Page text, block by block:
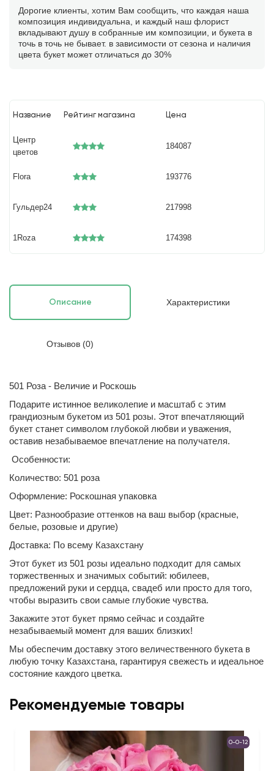
Дорогие клиенты, хотим Вам сообщить, что каждая наша
композиция индивидуальна, и каждый наш флорист
вкладывают душу в собранные им композиции, и букета в
точь в точь не бывает. в зависимости от сезона и наличия
цвета букет может отличаться до 30%
Название Рейтинг магазина Цена
Центр
цветов
184087
Flora 193776
Гульдер24 217998
1Roza 174398
Описание Характеристики
Отзывов (0)
501 Роза - Величие и Роскошь
Подарите истинное великолепие и масштаб с этим
грандиозным букетом из 501 розы. Этот впечатляющий
букет станет символом глубокой любви и уважения,
оставив незабываемое впечатление на получателя.
Особенности:
Количество: 501 роза
Оформление: Роскошная упаковка
Цвет: Разнообразие оттенков на ваш выбор (красные,
белые, розовые и другие)
Доставка: По всему Казахстану
Этот букет из 501 розы идеально подходит для самых
торжественных и значимых событий: юбилеев,
предложений руки и сердца, свадеб или просто для того,
чтобы выразить свои самые глубокие чувства.
Закажите этот букет прямо сейчас и создайте
незабываемый момент для ваших близких!
Мы обеспечим доставку этого величественного букета в
любую точку Казахстана, гарантируя свежесть и идеальное
состояние каждого цветка.
Рекомендуемые товары
0-0-12